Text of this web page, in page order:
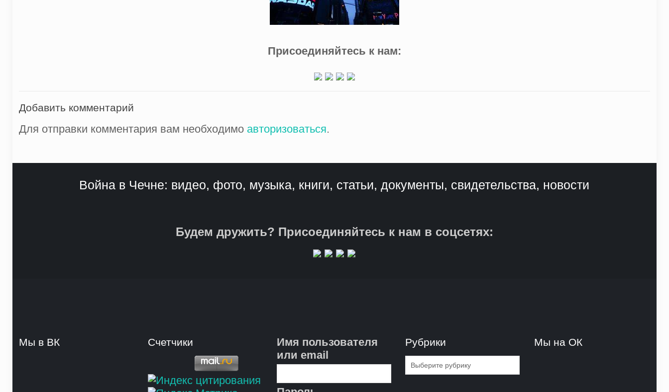
Присоединяйтесь к нам:
Добавить комментарий
Для отправки комментария вам необходимо авторизоваться.
Война в Чечне: видео, фото, музыка, книги, статьи, документы, свидетельства, новости
Будем дружить? Присоединяйтесь к нам в соцсетях:
Мы в ВК Счетчики
Имя пользователя
или email
Рубрики
Рубрики
Мы на ОК